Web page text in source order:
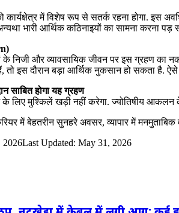
कार्यक्षेत्र में विशेष रूप से सतर्क रहना होगा.
भारी आर्थिक कठिनाइयों का सामना करना पड़
के निजी और व्यावसायिक जीवन पर इस ग्रहण का
तो इस दौरान बड़ा आर्थिक नुकसान हो सकता है.
साबित होगा यह ग्रहण
के लिए मुश्किलें खड़ी नहीं करेगा. ज्योतिषीय
में बेहतरीन सुनहरे अवसर, व्यापार में
2026Last Updated: May 31, 2026